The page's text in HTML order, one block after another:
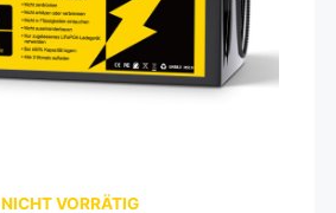
NICHT VORRÄTIG